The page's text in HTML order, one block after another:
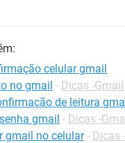
celular gmail
no gmail - Dicas -Gmail
de leitura
gmail - Dicas -
gmail no celular - Dicas